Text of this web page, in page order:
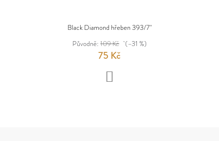
Black Diamond hřeben 393/7"
Původně: 109 Kč (–31 %)
75 Kč